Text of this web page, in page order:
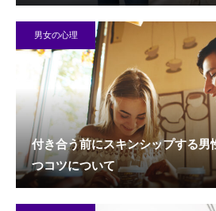
男女の心理
付き合う前にスキンシップする男
つコツについて